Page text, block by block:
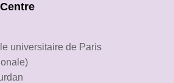
universitaire de Paris